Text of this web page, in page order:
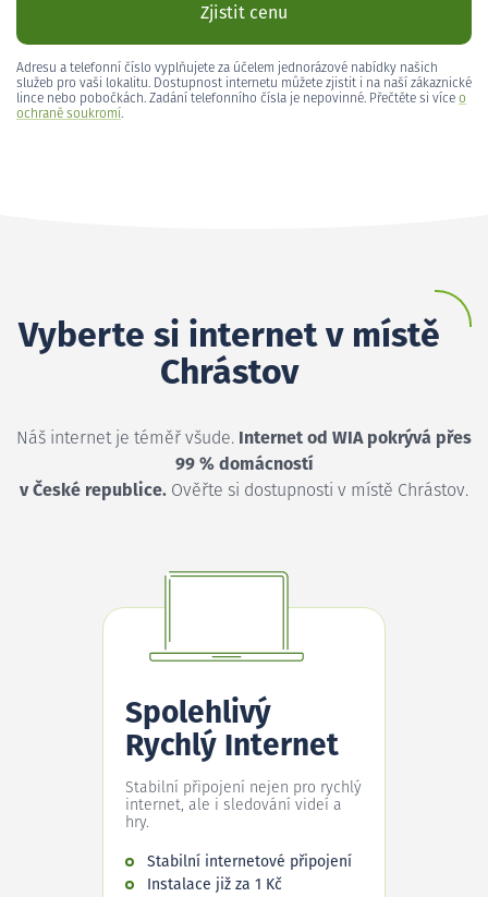
Zjistit cenu
Adresu a telefonní číslo vyplňujete za účelem jednorázové nabídky našich
služeb pro vaši lokalitu. Dostupnost internetu můžete zjistit i na naší zákaznické
lince nebo pobočkách. Zadání telefonního čísla je nepovinné. Přečtěte si více o
ochraně soukromí.
Vyberte si internet v místě
Chrástov
Náš internet je téměř všude. Internet od WIA pokrývá přes
99 % domácností
v České republice. Ověřte si dostupnosti v místě Chrástov.
Spolehlivý
Rychlý Internet
Stabilní připojení nejen pro rychlý
internet, ale i sledování videí a
hry.
Stabilní internetové připojení
Instalace již za 1 Kč